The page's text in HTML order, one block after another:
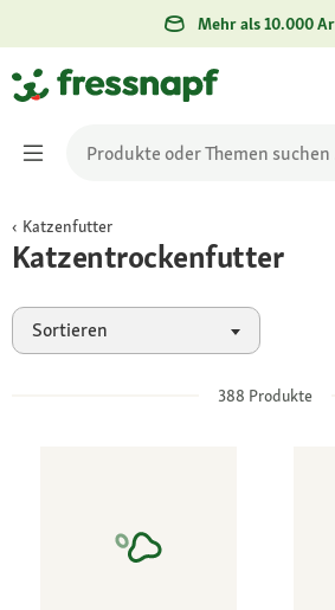
Mehr als 10.000
Katzenfutter
Katzentrockenfutter
Sortieren
388 Produkte